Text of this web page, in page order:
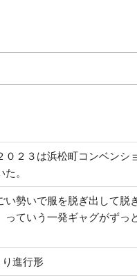
０２３は浜松町コンベンシ
。
い勢いで服を脱ぎ出して脱
っていう一発ギャグがずっ
進行形